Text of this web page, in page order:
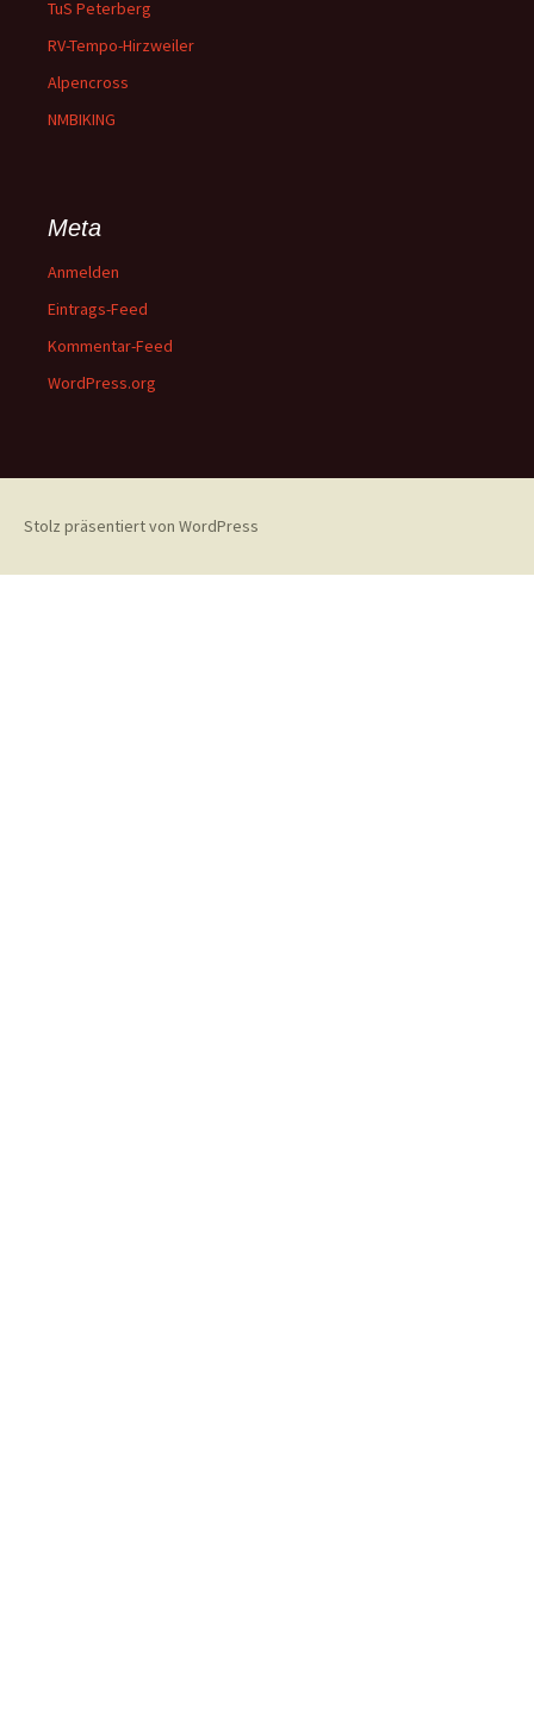
TuS Peterberg
RV-Tempo-Hirzweiler
Alpencross
NMBIKING
Meta
Anmelden
Eintrags-Feed
Kommentar-Feed
WordPress.org
Stolz präsentiert von WordPress